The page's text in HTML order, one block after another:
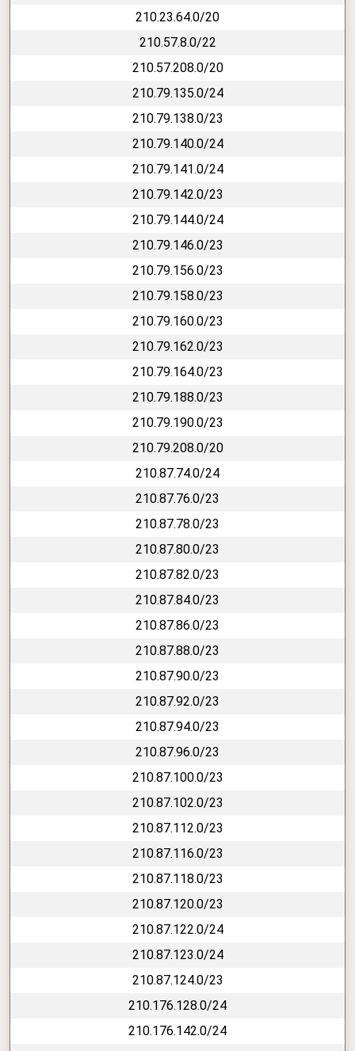
210.23.64.0/20
210.57.8.0/22
210.57.208.0/20
210.79.135.0/24
210.79.138.0/23
210.79.140.0/24
210.79.141.0/24
210.79.142.0/23
210.79.144.0/24
210.79.146.0/23
210.79.156.0/23
210.79.158.0/23
210.79.160.0/23
210.79.162.0/23
210.79.164.0/23
210.79.188.0/23
210.79.190.0/23
210.79.208.0/20
210.87.74.0/24
210.87.76.0/23
210.87.78.0/23
210.87.80.0/23
210.87.82.0/23
210.87.84.0/23
210.87.86.0/23
210.87.88.0/23
210.87.90.0/23
210.87.92.0/23
210.87.94.0/23
210.87.96.0/23
210.87.100.0/23
210.87.102.0/23
210.87.112.0/23
210.87.116.0/23
210.87.118.0/23
210.87.120.0/23
210.87.122.0/24
210.87.123.0/24
210.87.124.0/23
210.176.128.0/24
210.176.142.0/24